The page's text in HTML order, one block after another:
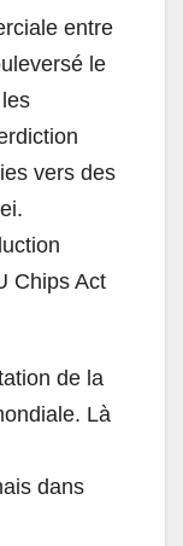
entre
le
vers des
Chips Act
de la
Là
dans